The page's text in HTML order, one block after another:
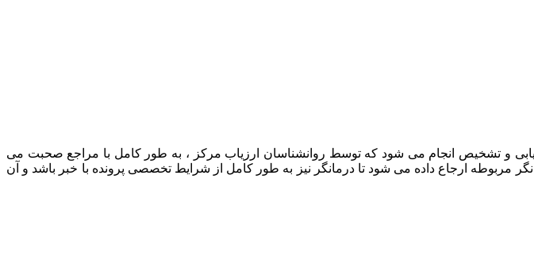
و تشخیص انجام می شود که توسط روانشناسان ارزیاب مرکز ، به طور کامل با مراجع صحبت می
مربوطه ارجاع داده می شود تا درمانگر نیز به طور کامل از شرایط تخصصی پرونده با خبر باشد و آن